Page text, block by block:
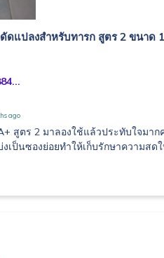
ดแปลงสำหรับทารก สูตร 2 ขนาด
ago
สูตร 2 มาลองใช้แล้วประทับใจมา
เป็นซองย่อยทำให้เก็บรักษาความสด